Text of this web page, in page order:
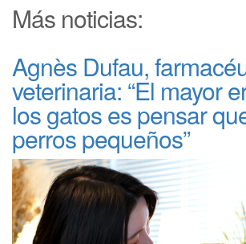
Más noticias:
Agnès Dufau,
veterinaria: “El mayor
los gatos es pensar
perros pequeños”